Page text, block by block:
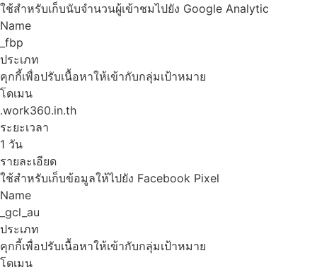
ใช้สำหรับเก็บนับจำนวนผู้เข้าชมไปยัง Google Analytic
Name
_fbp
ประเภท
คุกกี้เพื่อปรับเนื้อหาให้เข้ากับกลุ่มเป้าหมาย
โดเมน
.work360.in.th
ระยะเวลา
1 วัน
รายละเอียด
ใช้สำหรับเก็บข้อมูลให้ไปยัง Facebook Pixel
Name
_gcl_au
ประเภท
คุกกี้เพื่อปรับเนื้อหาให้เข้ากับกลุ่มเป้าหมาย
โดเมน